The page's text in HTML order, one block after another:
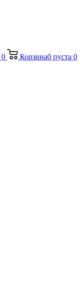
0 Корзина0 пуста 0